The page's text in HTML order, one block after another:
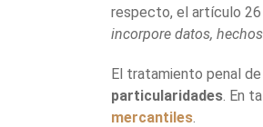
respecto, el artículo
incorpore datos,
El tratamiento penal
particularidades. En
mercantiles.